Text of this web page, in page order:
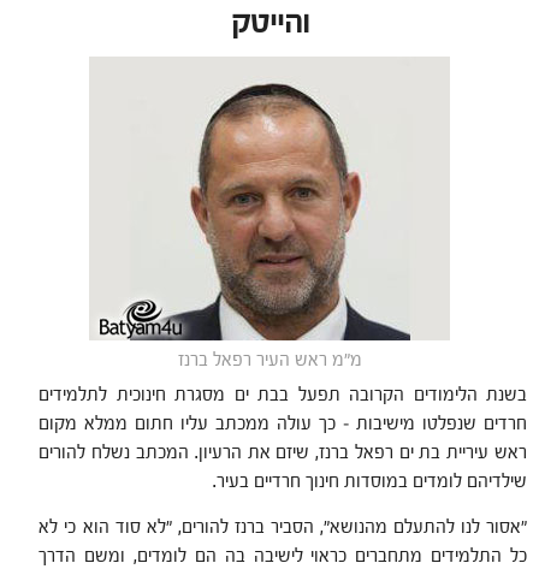
והייטק
מ"מ ראש העיר רפאל ברנז
בשנת הלימודים הקרובה תפעל בבת ים מסגרת חינוכית לתלמידים
חרדים שנפלטו מישיבות – כך עולה ממכתב עליו חתום ממלא מקום
ראש עיריית בת ים רפאל ברנז, שיזם את הרעיון. המכתב נשלח להורים
שילדיהם לומדים במוסדות חינוך חרדיים בעיר.
"אסור לנו להתעלם מהנושא", הסביר ברנז להורים, "לא סוד הוא כי לא
כל התלמידים מתחברים כראוי לישיבה בה הם לומדים, ומשם הדרך